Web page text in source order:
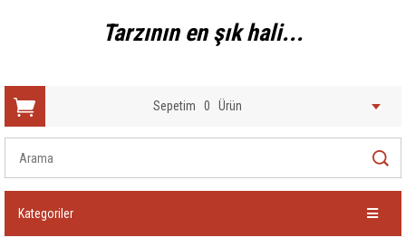
Tarzının en şık hali...
Sepetim 0 Ürün
Kategoriler